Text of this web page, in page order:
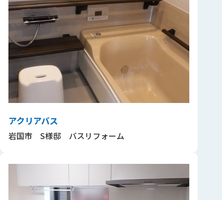
アクリアバス
岩国市 S様邸 バスリフォーム